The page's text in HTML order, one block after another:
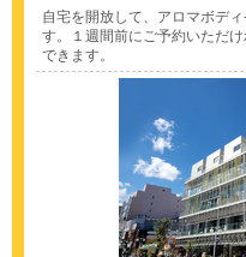
自宅を開放して、アロマボデ
す。１週間前にご予約いただ
できます。